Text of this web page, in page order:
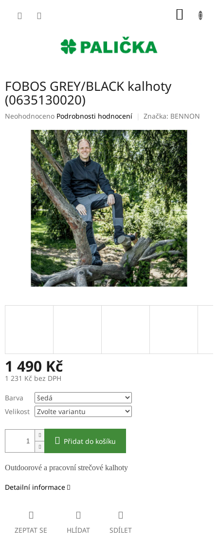
FOBOS GREY/BLACK kalhoty
(0635130020)
Průměrné
produktu
hvězdiček.
Neohodnoceno Podrobnosti hodnocení Značka: BENNON
1 490 Kč
1 231 Kč bez DPH
cena:
Barva
Velikost
Přidat do košíku
Outdoorové a pracovní strečové kalhoty
Detailní informace
ZEPTAT SE HLÍDAT SDÍLET